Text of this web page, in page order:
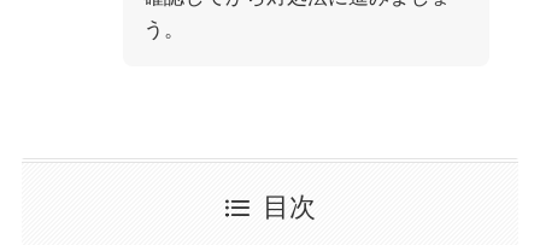
う。
目次